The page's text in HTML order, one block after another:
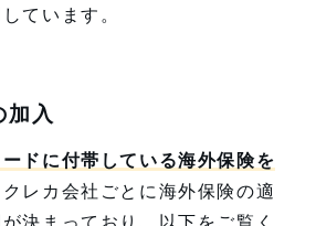
ています。
加入
ドに付帯している海外保険を
レカ会社ごとに海外保険の適
決まっており、以下をご覧く